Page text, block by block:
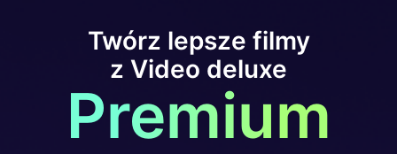
Twórz lepsze filmy
z Video deluxe
Premium